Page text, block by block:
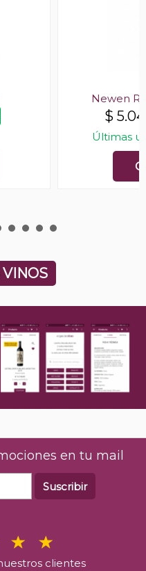
Newen
$
Últimas
en tu mail
Suscribir
clientes